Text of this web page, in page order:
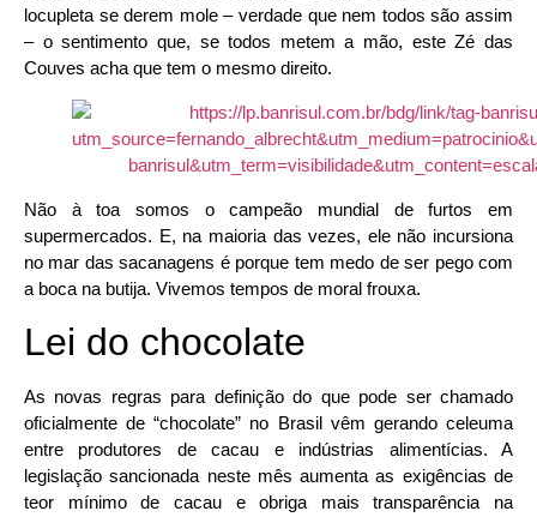
locupleta se derem mole – verdade que nem todos são assim
– o sentimento que, se todos metem a mão, este Zé das
Couves acha que tem o mesmo direito.
Não à toa somos o campeão mundial de furtos em
supermercados. E, na maioria das vezes, ele não incursiona
no mar das sacanagens é porque tem medo de ser pego com
a boca na butija. Vivemos tempos de moral frouxa.
Lei do chocolate
As novas regras para definição do que pode ser chamado
oficialmente de “chocolate” no Brasil vêm gerando celeuma
entre produtores de cacau e indústrias alimentícias. A
legislação sancionada neste mês aumenta as exigências de
teor mínimo de cacau e obriga mais transparência na